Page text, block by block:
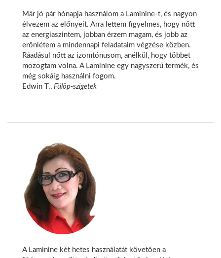
Már jó pár hónapja használom a Laminine-t, és nagyon
élvezem az előnyeit. Arra lettem figyelmes, hogy nőtt
az energiaszintem, jobban érzem magam, és jobb az
erőnlétem a mindennapi feladataim végzése közben.
Ráadásul nőtt az izomtónusom, anélkül, hogy többet
mozogtam volna. A Laminine egy nagyszerű termék, és
még sokáig használni fogom.
Edwin T., Fülöp-szigetek
A Laminine két hetes használatát követően a